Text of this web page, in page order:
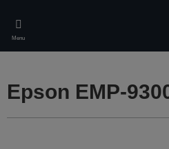
main
content
Menu
Epson EMP-